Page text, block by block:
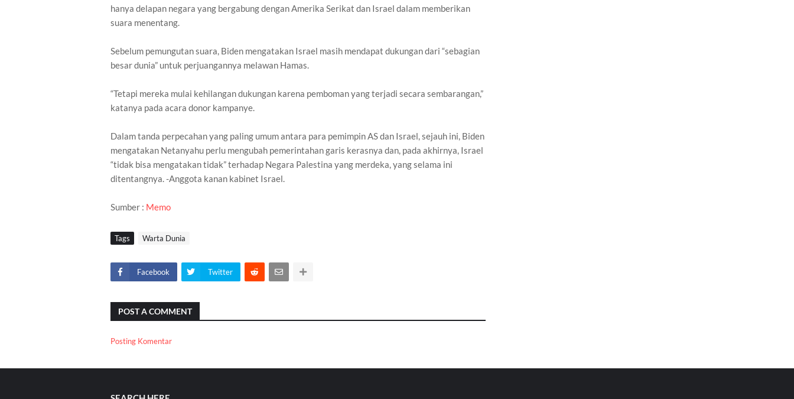
hanya delapan negara yang bergabung dengan Amerika Serikat dan Israel dalam memberikan
suara menentang.
Sebelum pemungutan suara, Biden mengatakan Israel masih mendapat dukungan dari “sebagian
besar dunia” untuk perjuangannya melawan Hamas.
“Tetapi mereka mulai kehilangan dukungan karena pemboman yang terjadi secara sembarangan,”
katanya pada acara donor kampanye.
Dalam tanda perpecahan yang paling umum antara para pemimpin AS dan Israel, sejauh ini, Biden
mengatakan Netanyahu perlu mengubah pemerintahan garis kerasnya dan, pada akhirnya, Israel
“tidak bisa mengatakan tidak” terhadap Negara Palestina yang merdeka, yang selama ini
ditentangnya. -Anggota kanan kabinet Israel.
Sumber : Memo
Tags Warta Dunia
Facebook Twitter
POST A COMMENT
Posting Komentar